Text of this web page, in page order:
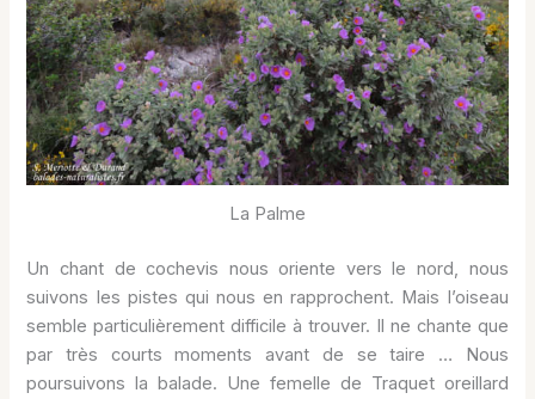
La Palme
Un chant de cochevis nous oriente vers le nord, nous
suivons les pistes qui nous en rapprochent. Mais l’oiseau
semble particulièrement difficile à trouver. Il ne chante que
par très courts moments avant de se taire … Nous
poursuivons la balade. Une femelle de Traquet oreillard